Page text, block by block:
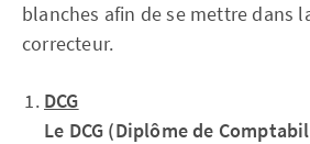
blanches afin de se mettre dans
correcteur.
DCG
Le DCG (Diplôme de